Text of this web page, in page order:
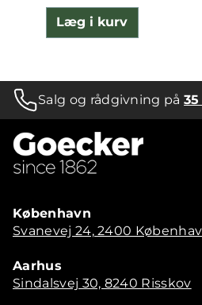
Læg i kurv
Salg og rådgivning på35
København
Svanevej 24, 2400
Aarhus
Sindalsvej 30, 8240 Risskov